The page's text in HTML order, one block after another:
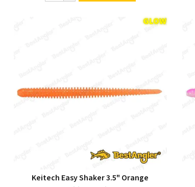
Keitech Easy Shaker 3.5" Orange